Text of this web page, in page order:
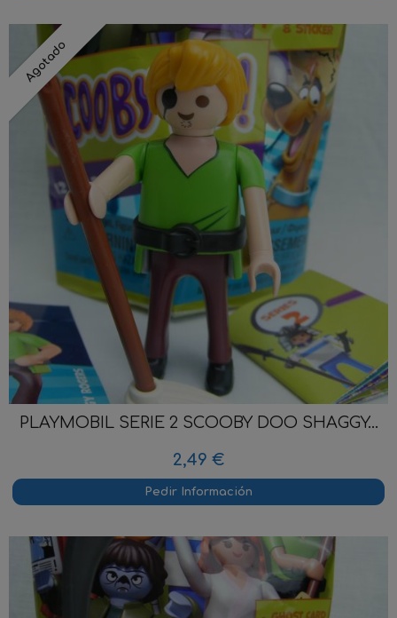
Agotado
PLAYMOBIL SERIE 2 SCOOBY DOO SHAGGY...
2,49 €
Pedir Información